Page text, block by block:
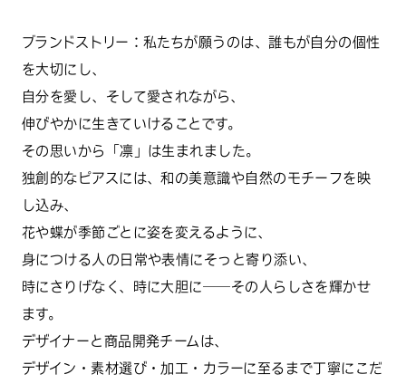
ブランドストリー：私たちが願うのは、誰もが自分の個性
を大切にし、
自分を愛し、そして愛されながら、
伸びやかに生きていけることです。
その思いから「凛」は生まれました。
独創的なピアスには、和の美意識や自然のモチーフを映
し込み、
花や蝶が季節ごとに姿を変えるように、
身につける人の日常や表情にそっと寄り添い、
時にさりげなく、時に大胆に──その人らしさを輝かせ
ます。
デザイナーと商品開発チームは、
デザイン・素材選び・加工・カラーに至るまで丁寧にこだ